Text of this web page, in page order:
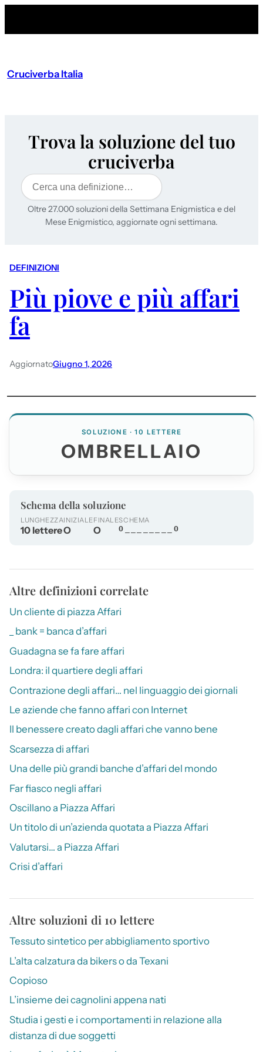
Cruciverba Italia
Trova la soluzione del tuo
cruciverba
Cerca
Oltre 27.000 soluzioni della Settimana Enigmistica e del
Mese Enigmistico, aggiornate ogni settimana.
DEFINIZIONI
Più piove e più affari
fa
AggiornatoGiugno 1, 2026
SOLUZIONE · 10 LETTERE
OMBRELLAIO
Schema della soluzione
LUNGHEZZA
10 lettere
INIZIALE
O
FINALE
O
SCHEMA
O________O
Altre definizioni correlate
Un cliente di piazza Affari
_ bank = banca d’affari
Guadagna se fa fare affari
Londra: il quartiere degli affari
Contrazione degli affari… nel linguaggio dei giornali
Le aziende che fanno affari con Internet
Il benessere creato dagli affari che vanno bene
Scarsezza di affari
Una delle più grandi banche d’affari del mondo
Far fiasco negli affari
Oscillano a Piazza Affari
Un titolo di un’azienda quotata a Piazza Affari
Valutarsi… a Piazza Affari
Crisi d’affari
Altre soluzioni di 10 lettere
Tessuto sintetico per abbigliamento sportivo
L’alta calzatura da bikers o da Texani
Copioso
L’insieme dei cagnolini appena nati
Studia i gesti e i comportamenti in relazione alla
distanza di due soggetti